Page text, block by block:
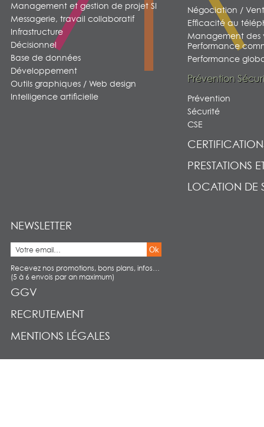
Management et gestion de projet SI
Messagerie, travail collaboratif
Infrastructure
Décisionnel
Base de données
Développement
Outils graphiques / Web design
Intelligence artificielle
Négociation /
Efficacité au
Management des
Performance
Performance
Prévention
Prévention
Sécurité
CSE
PRESTATIONS
LOCATION DE
NEWSLETTER
Ok
Recevez nos promotions, bons plans, infos…
(5 à 6 envois par an maximum)
RECRUTEMENT
MENTIONS LÉGALES
GGV